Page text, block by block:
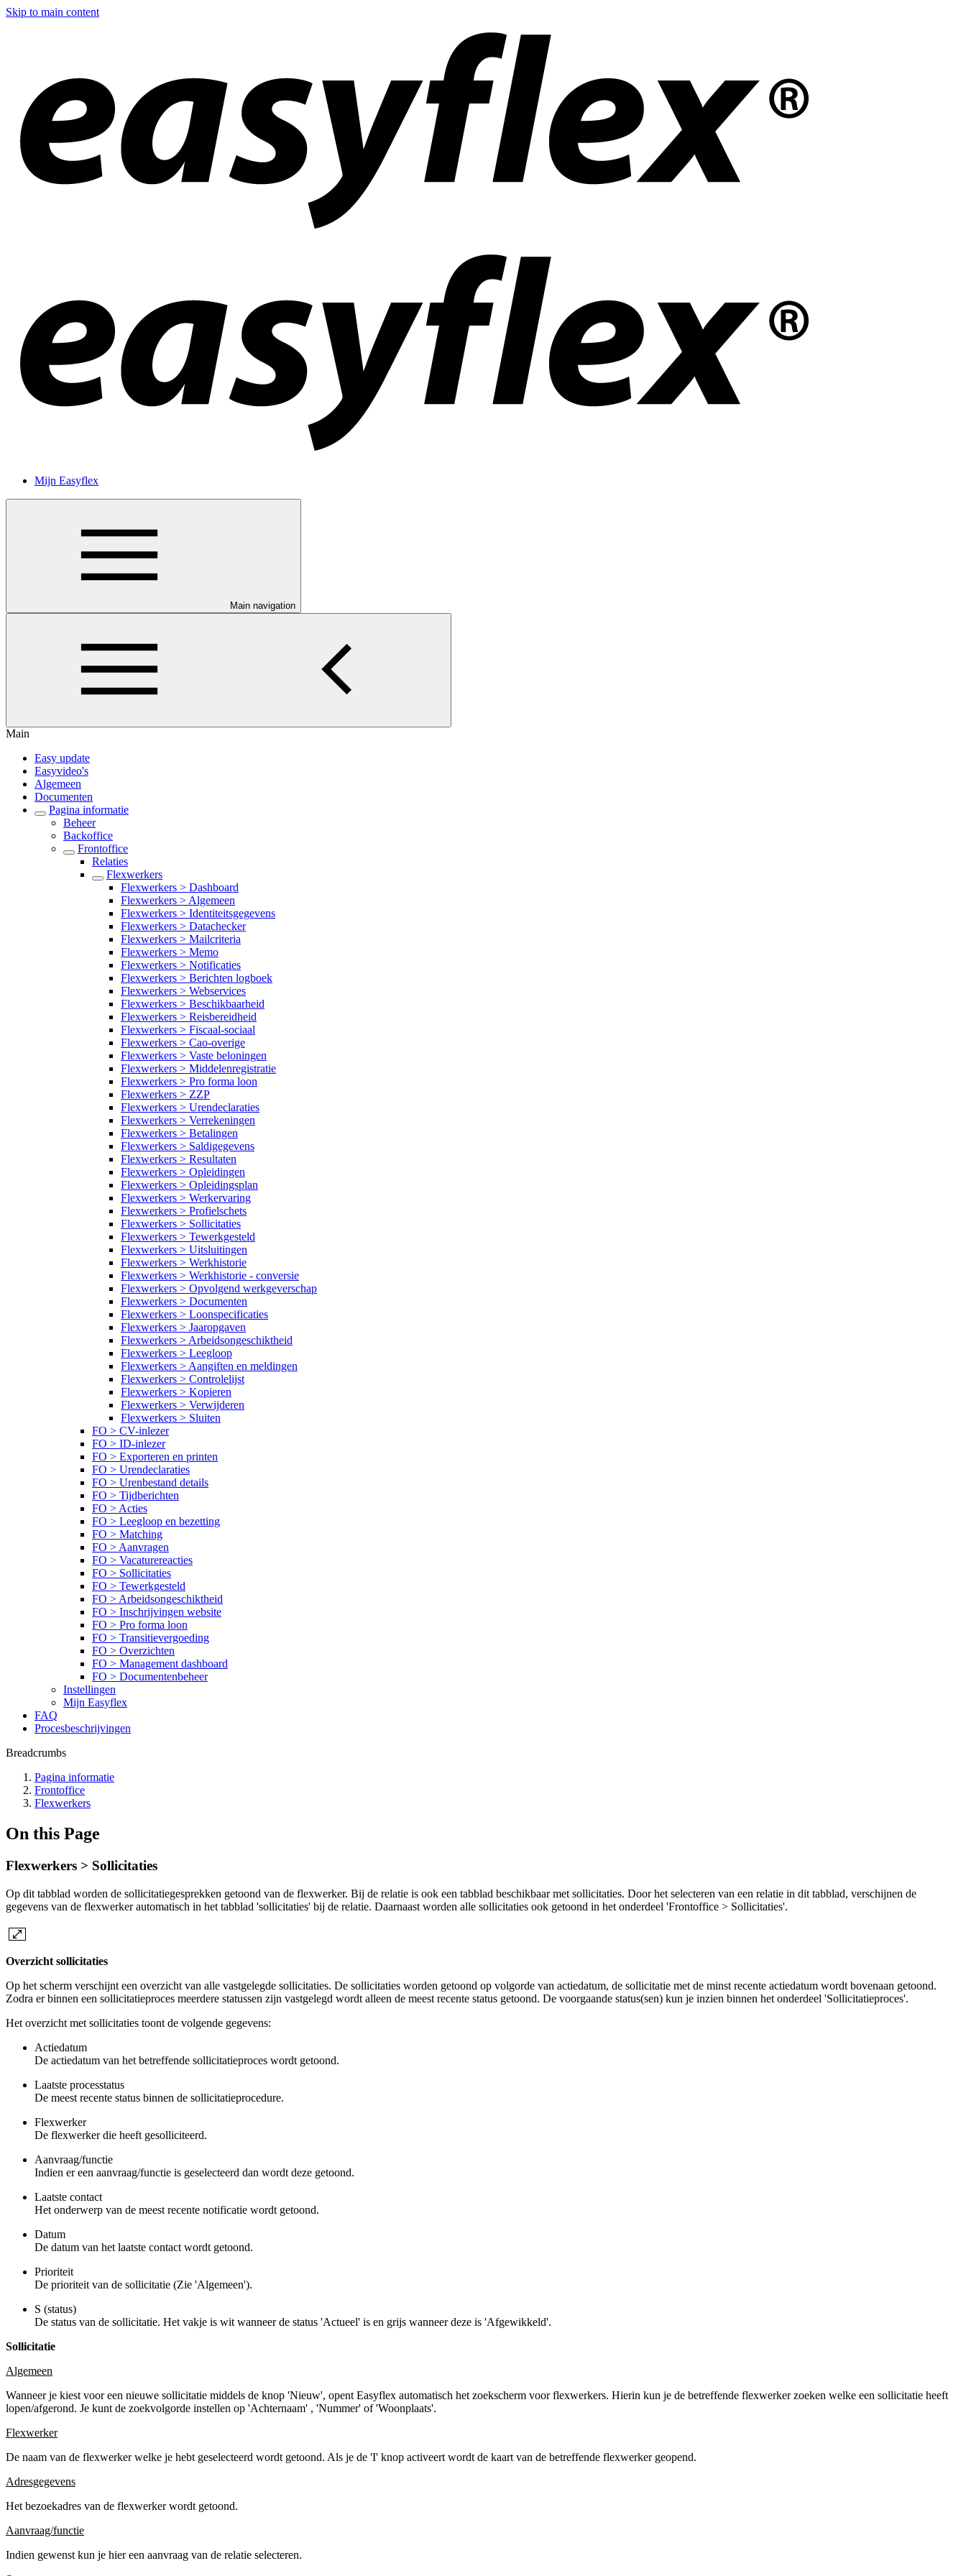
Skip to main content
Mijn Easyflex
Main navigation
Main
Easy update
Easyvideo's
Algemeen
Documenten
Pagina informatie
Beheer
Backoffice
Frontoffice
Relaties
Flexwerkers
Flexwerkers > Dashboard
Flexwerkers > Algemeen
Flexwerkers > Identiteitsgegevens
Flexwerkers > Datachecker
Flexwerkers > Mailcriteria
Flexwerkers > Memo
Flexwerkers > Notificaties
Flexwerkers > Berichten logboek
Flexwerkers > Webservices
Flexwerkers > Beschikbaarheid
Flexwerkers > Reisbereidheid
Flexwerkers > Fiscaal-sociaal
Flexwerkers > Cao-overige
Flexwerkers > Vaste beloningen
Flexwerkers > Middelenregistratie
Flexwerkers > Pro forma loon
Flexwerkers > ZZP
Flexwerkers > Urendeclaraties
Flexwerkers > Verrekeningen
Flexwerkers > Betalingen
Flexwerkers > Saldigegevens
Flexwerkers > Resultaten
Flexwerkers > Opleidingen
Flexwerkers > Opleidingsplan
Flexwerkers > Werkervaring
Flexwerkers > Profielschets
Flexwerkers > Sollicitaties
Flexwerkers > Tewerkgesteld
Flexwerkers > Uitsluitingen
Flexwerkers > Werkhistorie
Flexwerkers > Werkhistorie - conversie
Flexwerkers > Opvolgend werkgeverschap
Flexwerkers > Documenten
Flexwerkers > Loonspecificaties
Flexwerkers > Jaaropgaven
Flexwerkers > Arbeidsongeschiktheid
Flexwerkers > Leegloop
Flexwerkers > Aangiften en meldingen
Flexwerkers > Controlelijst
Flexwerkers > Kopieren
Flexwerkers > Verwijderen
Flexwerkers > Sluiten
FO > CV-inlezer
FO > ID-inlezer
FO > Exporteren en printen
FO > Urendeclaraties
FO > Urenbestand details
FO > Tijdberichten
FO > Acties
FO > Leegloop en bezetting
FO > Matching
FO > Aanvragen
FO > Vacaturereacties
FO > Sollicitaties
FO > Tewerkgesteld
FO > Arbeidsongeschiktheid
FO > Inschrijvingen website
FO > Pro forma loon
FO > Transitievergoeding
FO > Overzichten
FO > Management dashboard
FO > Documentenbeheer
Instellingen
Mijn Easyflex
FAQ
Procesbeschrijvingen
Breadcrumbs
Pagina informatie
Frontoffice
Flexwerkers
On this Page
Flexwerkers > Sollicitaties
Op dit tabblad worden de sollicitatiegesprekken getoond van de flexwerker. Bij de relatie is ook een tabblad beschikbaar met sollicitaties. Door het selecteren van een relatie in dit tabblad, verschijnen de
gegevens van de flexwerker automatisch in het tabblad 'sollicitaties' bij de relatie. Daarnaast worden alle sollicitaties ook getoond in het onderdeel 'Frontoffice > Sollicitaties'.
Overzicht sollicitaties
Op het scherm verschijnt een overzicht van alle vastgelegde sollicitaties. De sollicitaties worden getoond op volgorde van actiedatum, de sollicitatie met de minst recente actiedatum wordt bovenaan getoond.
Zodra er binnen een sollicitatieproces meerdere statussen zijn vastgelegd wordt alleen de meest recente status getoond. De voorgaande status(sen) kun je inzien binnen het onderdeel 'Sollicitatieproces'.
Het overzicht met sollicitaties toont de volgende gegevens:
Actiedatum
De actiedatum van het betreffende sollicitatieproces wordt getoond.
Laatste processtatus
De meest recente status binnen de sollicitatieprocedure.
Flexwerker
De flexwerker die heeft gesolliciteerd.
Aanvraag/functie
Indien er een aanvraag/functie is geselecteerd dan wordt deze getoond.
Laatste contact
Het onderwerp van de meest recente notificatie wordt getoond.
Datum
De datum van het laatste contact wordt getoond.
Prioriteit
De prioriteit van de sollicitatie (Zie 'Algemeen').
S (status)
De status van de sollicitatie. Het vakje is wit wanneer de status 'Actueel' is en grijs wanneer deze is 'Afgewikkeld'.
Sollicitatie
Algemeen
Wanneer je kiest voor een nieuwe sollicitatie middels de knop 'Nieuw', opent Easyflex automatisch het zoekscherm voor flexwerkers. Hierin kun je de betreffende flexwerker zoeken welke een sollicitatie heeft
lopen/afgerond. Je kunt de zoekvolgorde instellen op 'Achternaam' , 'Nummer' of 'Woonplaats'.
Flexwerker
De naam van de flexwerker welke je hebt geselecteerd wordt getoond. Als je de 'I' knop activeert wordt de kaart van de betreffende flexwerker geopend.
Adresgegevens
Het bezoekadres van de flexwerker wordt getoond.
Aanvraag/functie
Indien gewenst kun je hier een aanvraag van de relatie selecteren.